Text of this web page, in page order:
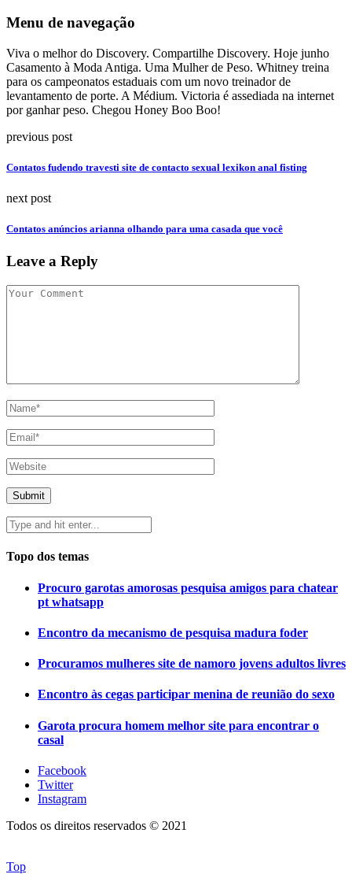
Menu de navegação
Viva o melhor do Discovery. Compartilhe Discovery. Hoje junho
Casamento à Moda Antiga. Uma Mulher de Peso. Whitney treina
para os campeonatos estaduais com um novo treinador de
levantamento de porte. A Médium. Victoria é assediada na internet
por ganhar peso. Chegou Honey Boo Boo!
previous post
Contatos fudendo travesti site de contacto sexual lexikon anal fisting
next post
Contatos anúncios arianna olhando para uma casada que você
Leave a Reply
Topo dos temas
Procuro garotas amorosas pesquisa amigos para chatear
pt whatsapp
Encontro da mecanismo de pesquisa madura foder
Procuramos mulheres site de namoro jovens adultos livres
Encontro às cegas participar menina de reunião do sexo
Garota procura homem melhor site para encontrar o
casal
Facebook
Twitter
Instagram
Todos os direitos reservados © 2021
Top